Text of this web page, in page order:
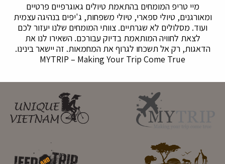
מיי טריפ המומחים בהתאמת טיולים גאוגרפיים פרטיים
ומאורגנים, טיולי ספארי, טיולי משפחות, ג'יפים בנהיגה עצמית
ועוד. מסלולים לא שגרתיים. צוותי המומחים שלנו יעזור לכם
לצאת לחוויה המותאמת בדיוק עבורכם. השאירו לנו את
הדאגות, רק אל תשכחו לגרוף את המחמאות. זה יישאר בינינו.
MYTRIP – Making Your Trip Come True